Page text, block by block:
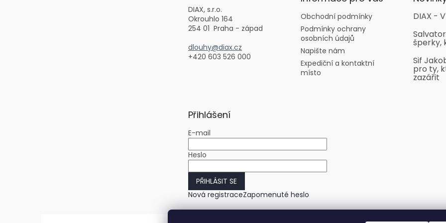
DIAX, s.r.o.
Okrouhlo 164
254 01 Praha - západ
dlouhy@diax.cz
+420 603 526 000
Obchodní podmínky
Podmínky ochrany
osobních údajů
Napište nám
Expediční a kontaktní
místo
DIAX -
šperky,
Sif
pro ty,
zazářit
Přihlášení
E-mail
Heslo
PŘIHLÁSIT SE
Nová registraceZapomenuté heslo